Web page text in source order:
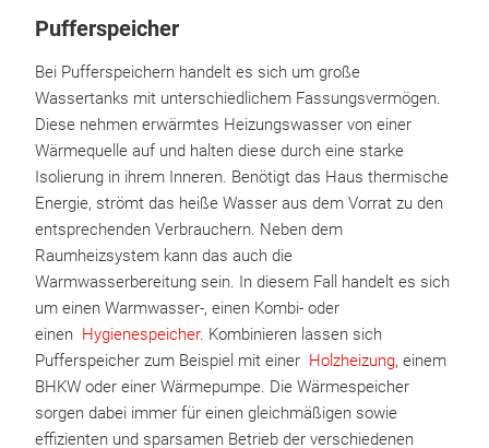
Pufferspeicher
Bei Pufferspeichern handelt es sich um große
Wassertanks mit unterschiedlichem Fassungsvermögen.
Diese nehmen erwärmtes Heizungswasser von einer
Wärmequelle auf und halten diese durch eine starke
Isolierung in ihrem Inneren. Benötigt das Haus thermische
Energie, strömt das heiße Wasser aus dem Vorrat zu den
entsprechenden Verbrauchern. Neben dem
Raumheizsystem kann das auch die
Warmwasserbereitung sein. In diesem Fall handelt es sich
um einen Warmwasser-, einen Kombi- oder
einen Hygienespeicher. Kombinieren lassen sich
Pufferspeicher zum Beispiel mit einer Holzheizung, einem
BHKW oder einer Wärmepumpe. Die Wärmespeicher
sorgen dabei immer für einen gleichmäßigen sowie
effizienten und sparsamen Betrieb der verschiedenen